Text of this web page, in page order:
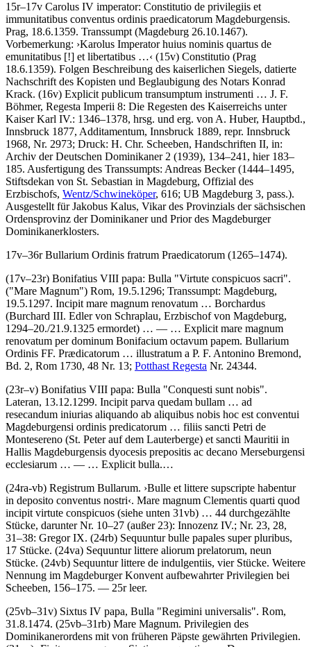
15r–17v Carolus IV imperator: Constitutio de privilegiis et
immunitatibus conventus ordinis praedicatorum Magdeburgensis.
Prag, 18.6.1359. Transsumpt (Magdeburg 26.10.1467).
Vorbemerkung: ›Karolus Imperator huius nominis quartus de
emunitatibus [!] et libertatibus …‹ (15v) Constitutio (Prag
18.6.1359). Folgen Beschreibung des kaiserlichen Siegels, datierte
Nachschrift des Kopisten und Beglaubigung des Notars Konrad
Krack. (16v) Explicit publicum transumptum instrumenti … J. F.
Böhmer, Regesta Imperii 8: Die Regesten des Kaiserreichs unter
Kaiser Karl IV.: 1346–1378, hrsg. und erg. von A. Huber, Hauptbd.,
Innsbruck 1877, Additamentum, Innsbruck 1889, repr. Innsbruck
1968, Nr. 2973; Druck: H. Chr. Scheeben, Handschriften II, in:
Archiv der Deutschen Dominikaner 2 (1939), 134–241, hier 183–
185. Ausfertigung des Transsumpts: Andreas Becker (1444–1495,
Stiftsdekan von St. Sebastian in Magdeburg, Offizial des
Erzbischofs, Wentz/Schwineköper, 616; UB Magdeburg 3, pass.).
Ausgestellt für Jakobus Kalus, Vikar des Provinzials der sächsischen
Ordensprovinz der Dominikaner und Prior des Magdeburger
Dominikanerklosters.
17v–36rBullarium Ordinis fratrum Praedicatorum (1265–1474).
(17v–23r) Bonifatius VIII papa: Bulla "Virtute conspicuos sacri".
("Mare Magnum") Rom, 19.5.1296; Transsumpt: Magdeburg,
19.5.1297. Incipit mare magnum renovatum … Borchardus
(Burchard III. Edler von Schraplau, Erzbischof von Magdeburg,
1294–20./21.9.1325 ermordet) … — … Explicit mare magnum
renovatum per dominum Bonifacium octavum papem. Bullarium
Ordinis FF. Prædicatorum … illustratum a P. F. Antonino Bremond,
Bd. 2, Rom 1730, 48 Nr. 13; Potthast Regesta Nr. 24344.
(23r–v) Bonifatius VIII papa: Bulla "Conquesti sunt nobis".
Lateran, 13.12.1299. Incipit parva quedam bullam … ad
resecandum iniurias aliquando ab aliquibus nobis hoc est conventui
Magdeburgensi ordinis predicatorum … filiis sancti Petri de
Montesereno (St. Peter auf dem Lauterberge) et sancti Mauritii in
Hallis Magdeburgensis dyocesis prepositis ac decano Merseburgensi
ecclesiarum … — … Explicit bulla.…
(24ra-vb) Registrum Bullarum. ›Bulle et littere supscripte habentur
in deposito conventus nostri‹. Mare magnum Clementis quarti quod
incipit virtute conspicuos (siehe unten 31vb) … 44 durchgezählte
Stücke, darunter Nr. 10–27 (außer 23): Innozenz IV.; Nr. 23, 28,
31–38: Gregor IX. (24rb) Sequuntur bulle papales super pluribus,
17 Stücke. (24va) Sequuntur littere aliorum prelatorum, neun
Stücke. (24vb) Sequuntur littere de indulgentiis, vier Stücke. Weitere
Nennung im Magdeburger Konvent aufbewahrter Privilegien bei
Scheeben, 156–175. — 25r leer.
(25vb–31v) Sixtus IV papa, Bulla "Regimini universalis". Rom,
31.8.1474. (25vb–31rb) Mare Magnum. Privilegien des
Dominikanerordens mit von früheren Päpste gewährten Privilegien.